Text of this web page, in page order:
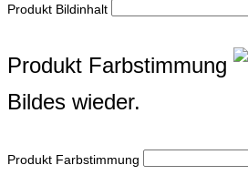
Produkt Bildinhalt
Produkt Farbstimmung
Bildes wieder.
Produkt Farbstimmung